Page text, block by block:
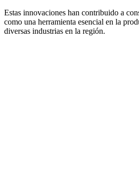
Estas innovaciones han contribuido a
como una herramienta esencial en la
diversas industrias en la región.